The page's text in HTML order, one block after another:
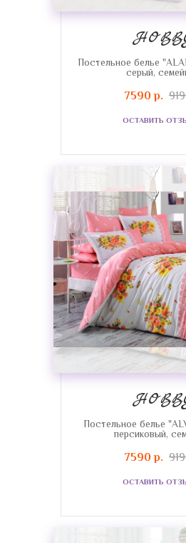
Постельное белье
серый,
7590 р.
ОСТАВИТЬ
Постельное белье
персиковый,
7590 р.
ОСТАВИТЬ